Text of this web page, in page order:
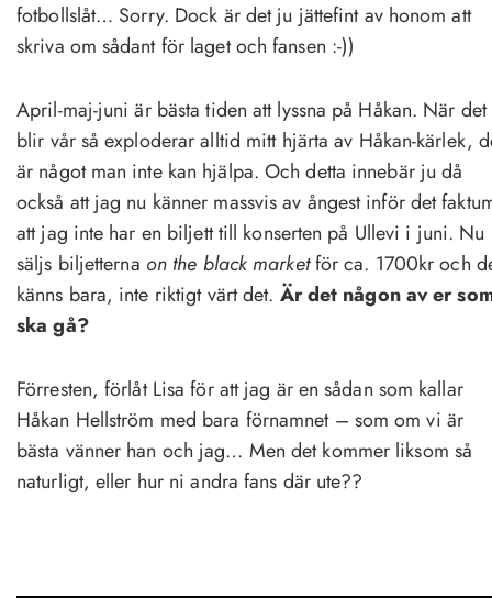
fotbollslåt… Sorry. Dock är det ju jättefint av honom att
skriva om sådant för laget och fansen :-))
April-maj-juni är bästa tiden att lyssna på Håkan. När det
blir vår så exploderar alltid mitt hjärta av Håkan-kärlek,
är något man inte kan hjälpa. Och detta innebär ju då
också att jag nu känner massvis av ångest inför det
att jag inte har en biljett till konserten på Ullevi i juni. Nu
säljs biljetterna on the black marketför ca. 1700kr och
känns bara, inte riktigt värt det. Är det någon av er
ska gå?
Förresten, förlåt Lisa för att jag är en sådan som kallar
Håkan Hellström med bara förnamnet – som om vi är
bästa vänner han och jag… Men det kommer liksom så
naturligt, eller hur ni andra fans där ute??